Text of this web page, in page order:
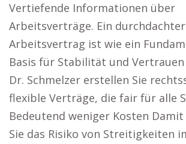
Vertiefende Informationen über
Arbeitsverträge. Ein durchdachter
Arbeitsvertrag ist wie ein
Basis für Stabilität und
Dr. Schmelzer erstellen Sie
flexible Verträge, die fair für alle
Bedeutend weniger Kosten
Sie das Risiko von Streitigkeiten